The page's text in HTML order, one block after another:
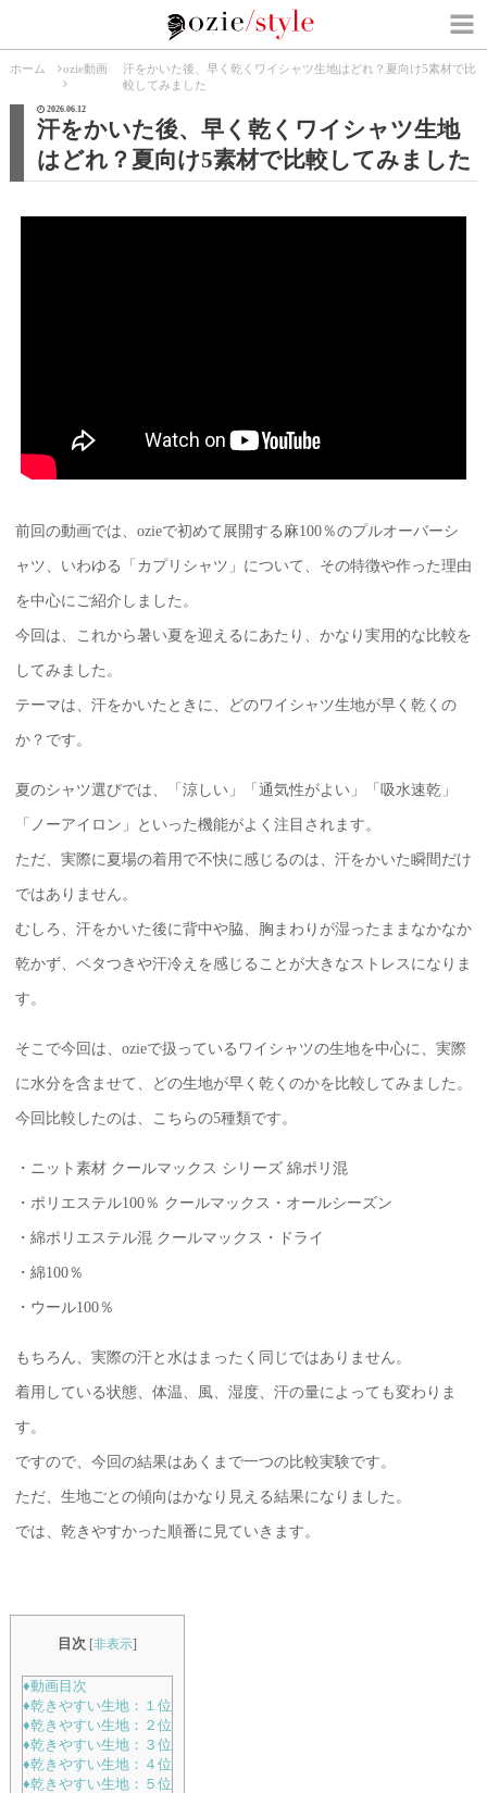
ホーム ozie動画
汗をかいた後、早く乾くワイシャツ生地はどれ？夏向け5素材で比
較してみました
2026.06.12
汗をかいた後、早く乾くワイシャツ生地
はどれ？夏向け5素材で比較してみました
前回の動画では、ozieで初めて展開する麻100％のプルオーバーシ
ャツ、いわゆる「カプリシャツ」について、その特徴や作った理由
を中心にご紹介しました。
今回は、これから暑い夏を迎えるにあたり、かなり実用的な比較を
してみました。
テーマは、汗をかいたときに、どのワイシャツ生地が早く乾くの
か？です。
夏のシャツ選びでは、「涼しい」「通気性がよい」「吸水速乾」
「ノーアイロン」といった機能がよく注目されます。
ただ、実際に夏場の着用で不快に感じるのは、汗をかいた瞬間だけ
ではありません。
むしろ、汗をかいた後に背中や脇、胸まわりが湿ったままなかなか
乾かず、ベタつきや汗冷えを感じることが大きなストレスになりま
す。
そこで今回は、ozieで扱っているワイシャツの生地を中心に、実際
に水分を含ませて、どの生地が早く乾くのかを比較してみました。
今回比較したのは、こちらの5種類です。
・ニット素材 クールマックス シリーズ 綿ポリ混
・ポリエステル100％ クールマックス・オールシーズン
・綿ポリエステル混 クールマックス・ドライ
・綿100％
・ウール100％
もちろん、実際の汗と水はまったく同じではありません。
着用している状態、体温、風、湿度、汗の量によっても変わりま
す。
ですので、今回の結果はあくまで一つの比較実験です。
ただ、生地ごとの傾向はかなり見える結果になりました。
では、乾きやすかった順番に見ていきます。
目次 [非表示]
♦動画目次
♦乾きやすい生地：１位
♦乾きやすい生地：２位
♦乾きやすい生地：３位
♦乾きやすい生地：４位
♦乾きやすい生地：５位